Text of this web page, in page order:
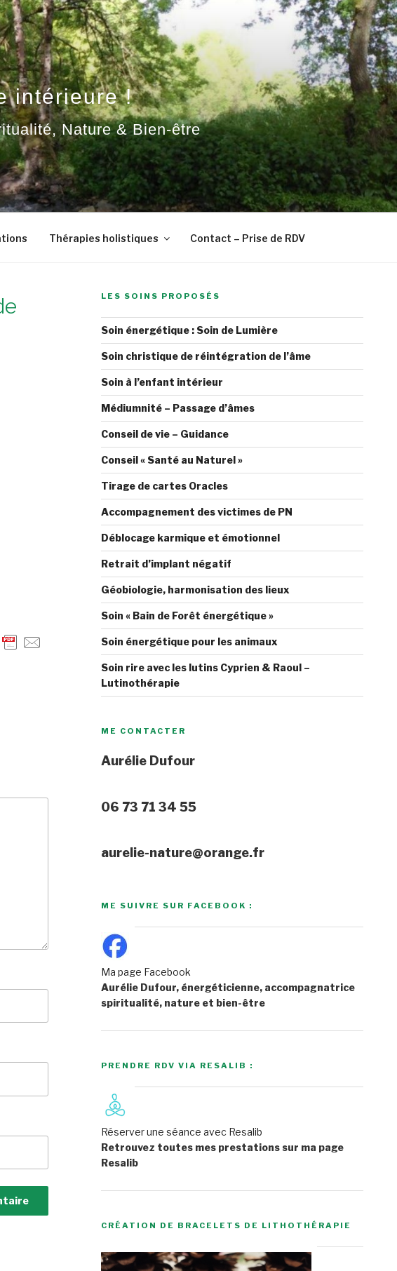
intérieure !
Nature & Bien-être
Thérapies holistiques Contact – Prise de RDV
LES SOINS PROPOSÉS
Soin énergétique : Soin de Lumière
Soin christique de réintégration de l’âme
Soin à l’enfant intérieur
Médiumnité – Passage d’âmes
Conseil de vie – Guidance
Conseil « Santé au Naturel »
Tirage de cartes Oracles
Accompagnement des victimes de PN
Déblocage karmique et émotionnel
Retrait d’implant négatif
Géobiologie, harmonisation des lieux
Soin « Bain de Forêt énergétique »
Soin énergétique pour les animaux
Soin rire avec les lutins Cyprien & Raoul –
Lutinothérapie
ME CONTACTER
Aurélie Dufour
06 73 71 34 55
aurelie-nature@orange.fr
ME SUIVRE SUR FACEBOOK :
Ma page Facebook
Aurélie Dufour, énergéticienne, accompagnatrice
spiritualité, nature et bien-être
PRENDRE RDV VIA RESALIB :
Réserver une séance avec Resalib
Retrouvez toutes mes prestations sur ma page
Resalib
CRÉATION DE BRACELETS DE LITHOTHÉRAPIE